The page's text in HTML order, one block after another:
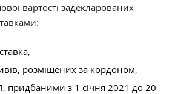
вартості задекларованих
розміщених за кордоном,
придбаними з 1 січня 2021 до 20